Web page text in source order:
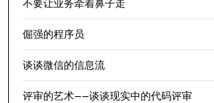
不要让业务牵着鼻子走
倔强的程序员
谈谈微信的信息流
评审的艺术——谈谈现实中的代码评审